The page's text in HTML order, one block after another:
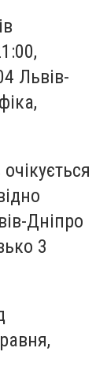
Львів-
Дніпро
3